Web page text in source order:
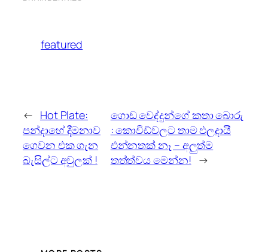
featured
← Hot Plate:
පන්දාහේ දීමනාව
ගෙවන එක ගැන
බැසිල්ට අවුලක් !
ගොඩ වෙද්දුන්ගේ කතා බොරු
: කොවිඩ්වලට තාම ඵලදායී
එන්නතක් නෑ – අලුත්ම
තත්ත්වය මෙන්න! →